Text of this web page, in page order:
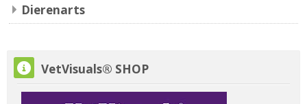
Dierenarts
VetVisuals® SHOP overslaan
VetVisuals® SHOP